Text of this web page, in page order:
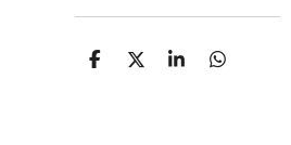
D
D
S
D